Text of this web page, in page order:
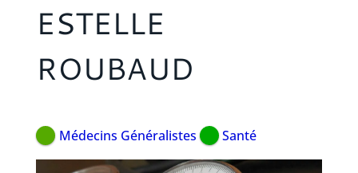
ESTELLE
ROUBAUD
Médecins Généralistes Santé